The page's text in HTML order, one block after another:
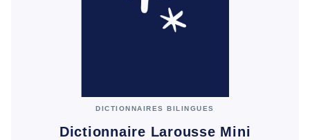
DICTIONNAIRES BILINGUES
Dictionnaire Larousse Mini